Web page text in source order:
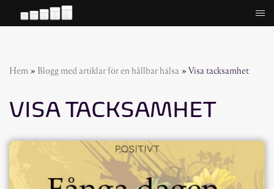
Hem » Blogg med artiklar för en hållbar hälsa » Visa tacksamhet
VISA TACKSAMHET